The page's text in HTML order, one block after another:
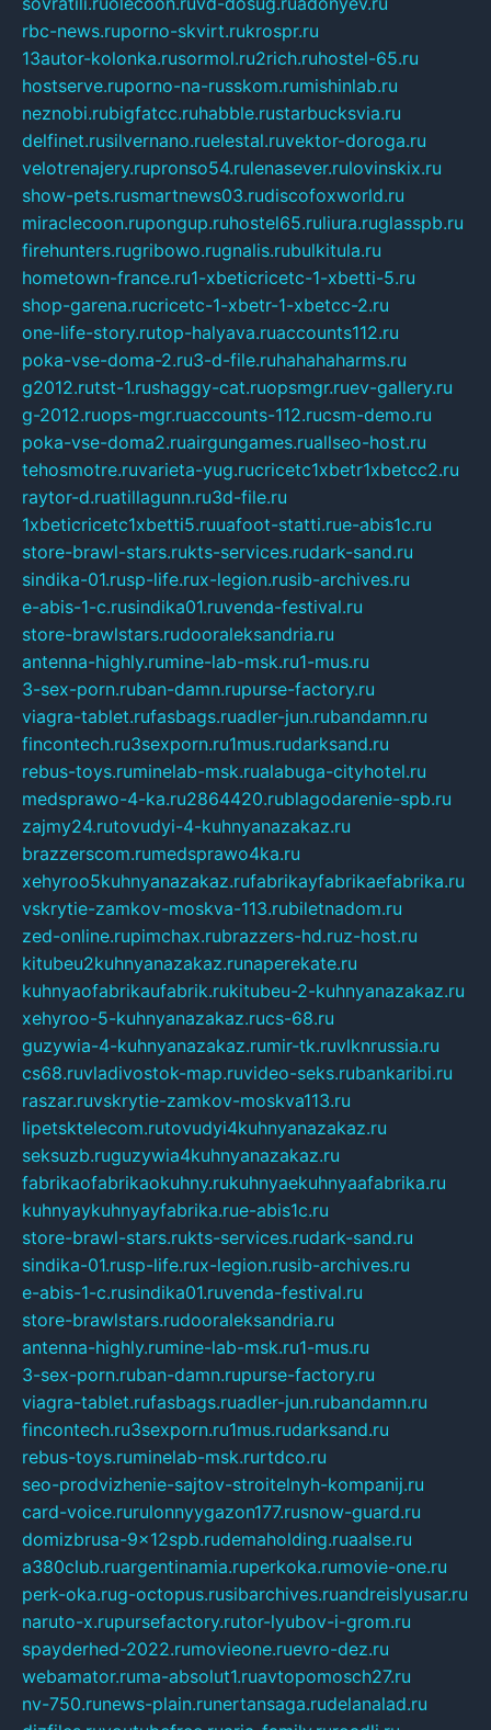
rbc-news.ruporno-skvirt.rukrospr.ru
13autor-kolonka.rusormol.ru2rich.ruhostel-65.ru
hostserve.ruporno-na-russkom.rumishinlab.ru
neznobi.rubigfatcc.ruhabble.rustarbucksvia.ru
delfinet.rusilvernano.ruelestal.ruvektor-doroga.ru
velotrenajery.rupronso54.rulenasever.rulovinskix.ru
show-pets.rusmartnews03.rudiscofoxworld.ru
miraclecoon.rupongup.ruhostel65.ruliura.ruglasspb.ru
firehunters.rugribowo.rugnalis.rubulkitula.ru
hometown-france.ru1-xbeticricetc-1-xbetti-5.ru
shop-garena.rucricetc-1-xbetr-1-xbetcc-2.ru
one-life-story.rutop-halyava.ruaccounts112.ru
poka-vse-doma-2.ru3-d-file.ruhahahaharms.ru
g2012.rutst-1.rushaggy-cat.ruopsmgr.ruev-gallery.ru
g-2012.ruops-mgr.ruaccounts-112.rucsm-demo.ru
poka-vse-doma2.ruairgungames.ruallseo-host.ru
tehosmotre.ruvarieta-yug.rucricetc1xbetr1xbetcc2.ru
raytor-d.ruatillagunn.ru3d-file.ru
1xbeticricetc1xbetti5.ruuafoot-statti.rue-abis1c.ru
store-brawl-stars.rukts-services.rudark-sand.ru
sindika-01.rusp-life.rux-legion.rusib-archives.ru
e-abis-1-c.rusindika01.ruvenda-festival.ru
store-brawlstars.rudooraleksandria.ru
antenna-highly.rumine-lab-msk.ru1-mus.ru
3-sex-porn.ruban-damn.rupurse-factory.ru
viagra-tablet.rufasbags.ruadler-jun.rubandamn.ru
fincontech.ru3sexporn.ru1mus.rudarksand.ru
rebus-toys.ruminelab-msk.rualabuga-cityhotel.ru
medsprawo-4-ka.ru2864420.rublagodarenie-spb.ru
zajmy24.rutovudyi-4-kuhnyanazakaz.ru
brazzerscom.rumedsprawo4ka.ru
xehyroo5kuhnyanazakaz.rufabrikayfabrikaefabrika.ru
vskrytie-zamkov-moskva-113.rubiletnadom.ru
zed-online.rupimchax.rubrazzers-hd.ruz-host.ru
kitubeu2kuhnyanazakaz.runaperekate.ru
kuhnyaofabrikaufabrik.rukitubeu-2-kuhnyanazakaz.ru
xehyroo-5-kuhnyanazakaz.rucs-68.ru
guzywia-4-kuhnyanazakaz.rumir-tk.ruvlknrussia.ru
cs68.ruvladivostok-map.ruvideo-seks.rubankaribi.ru
raszar.ruvskrytie-zamkov-moskva113.ru
lipetsktelecom.rutovudyi4kuhnyanazakaz.ru
seksuzb.ruguzywia4kuhnyanazakaz.ru
fabrikaofabrikaokuhny.rukuhnyaekuhnyaafabrika.ru
kuhnyaykuhnyayfabrika.rue-abis1c.ru
store-brawl-stars.rukts-services.rudark-sand.ru
sindika-01.rusp-life.rux-legion.rusib-archives.ru
e-abis-1-c.rusindika01.ruvenda-festival.ru
store-brawlstars.rudooraleksandria.ru
antenna-highly.rumine-lab-msk.ru1-mus.ru
3-sex-porn.ruban-damn.rupurse-factory.ru
viagra-tablet.rufasbags.ruadler-jun.rubandamn.ru
fincontech.ru3sexporn.ru1mus.rudarksand.ru
rebus-toys.ruminelab-msk.rurtdco.ru
seo-prodvizhenie-sajtov-stroitelnyh-kompanij.ru
card-voice.rurulonnyygazon177.rusnow-guard.ru
domizbrusa-9x12spb.rudemaholding.ruaalse.ru
a380club.ruargentinamia.ruperkoka.rumovie-one.ru
perk-oka.rug-octopus.rusibarchives.ruandreislyusar.ru
naruto-x.rupursefactory.rutor-lyubov-i-grom.ru
spayderhed-2022.rumovieone.ruevro-dez.ru
webamator.ruma-absolut1.ruavtopomosch27.ru
nv-750.runews-plain.runertansaga.rudelanalad.ru